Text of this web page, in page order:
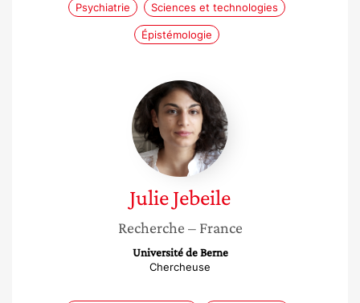
Psychiatrie Sciences et technologies
Épistémologie
Julie
Jebeile
JulieJebeile
Recherche – France
Université de Berne
Chercheuse